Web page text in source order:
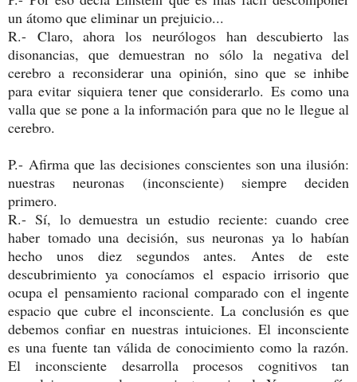
un átomo que eliminar un prejuicio...
R.- Claro, ahora los neurólogos han descubierto las
disonancias, que demuestran no sólo la negativa del
cerebro a reconsiderar una opinión, sino que se inhibe
para evitar siquiera tener que considerarlo. Es como una
valla que se pone a la información para que no le llegue al
cerebro.
P.- Afirma que las decisiones conscientes son una ilusión:
nuestras neuronas (inconsciente) siempre deciden
primero.
R.-Sí, lo demuestra un estudio reciente: cuando cree
haber tomado una decisión, sus neuronas ya lo habían
hecho unos diez segundos antes. Antes de este
descubrimiento ya conocíamos el espacio irrisorio que
ocupa el pensamiento racional comparado con el ingente
espacio que cubre el inconsciente. La conclusión es que
debemos confiar en nuestras intuiciones. El inconsciente
es una fuente tan válida de conocimiento como la razón.
El inconsciente desarrolla procesos cognitivos tan